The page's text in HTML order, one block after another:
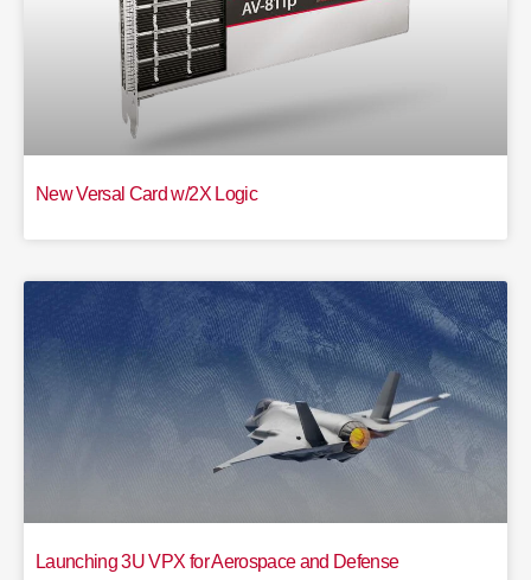
New Versal Card w/2X Logic
Launching 3U VPX for Aerospace and Defense